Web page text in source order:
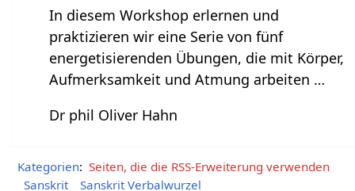
In diesem Workshop erlernen und
praktizieren wir eine Serie von fünf
energetisierenden Übungen, die mit Körper,
Aufmerksamkeit und Atmung arbeiten …
Dr phil Oliver Hahn
Kategorien: Seiten, die die RSS-Erweiterung verwenden
Sanskrit
Sanskrit Verbalwurzel